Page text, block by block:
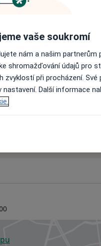
vaše soukromí
nám a našim
shromažďování údajů pro
zvyklostí při procházení.
nastavení. Další informace